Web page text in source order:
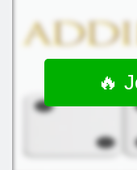
🔥